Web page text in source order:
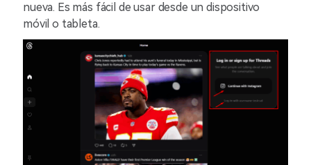
nueva. Es más fácil de usar desde un dispositivo
móvil o tableta.